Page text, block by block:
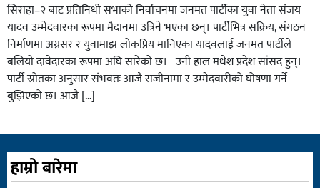
सिराहा–२ बाट प्रतिनिधी सभाको निर्वाचनमा जनमत पार्टीका युवा नेता संजय
यादव उम्मेदवारका रूपमा मैदानमा उत्रिने भएका छन्। पार्टीभित्र सक्रिय, संगठन
निर्माणमा अग्रसर र युवामाझ लोकप्रिय मानिएका यादवलाई जनमत पार्टीले
बलियो दावेदारका रूपमा अघि सारेको छ। उनी हाल मधेश प्रदेश सांसद हुन्।
पार्टी स्रोतका अनुसार संभवतः आजै राजीनामा र उम्मेदवारीको घोषणा गर्ने
बुझिएको छ। आजै […]
हाम्रो बारेमा